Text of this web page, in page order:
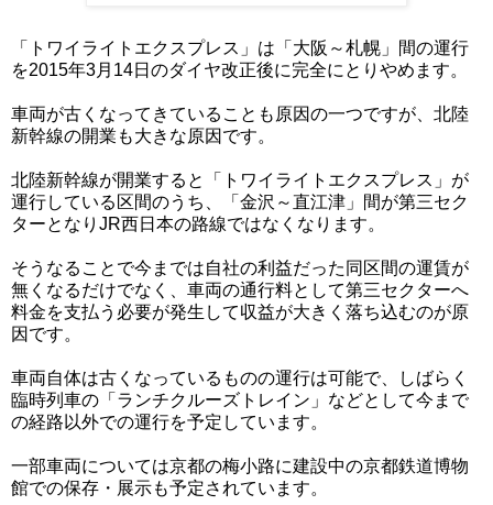
「トワイライトエクスプレス」は「大阪～札幌」間の運行
を2015年3月14日のダイヤ改正後に完全にとりやめます。
車両が古くなってきていることも原因の一つですが、北陸
新幹線の開業も大きな原因です。
北陸新幹線が開業すると「トワイライトエクスプレス」が
運行している区間のうち、「金沢～直江津」間が第三セク
ターとなりJR西日本の路線ではなくなります。
そうなることで今までは自社の利益だった同区間の運賃が
無くなるだけでなく、車両の通行料として第三セクターへ
料金を支払う必要が発生して収益が大きく落ち込むのが原
因です。
車両自体は古くなっているものの運行は可能で、しばらく
臨時列車の「ランチクルーズトレイン」などとして今まで
の経路以外での運行を予定しています。
一部車両については京都の梅小路に建設中の京都鉄道博物
館での保存・展示も予定されています。